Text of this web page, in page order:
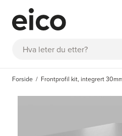
Søk
Forside Frontprofil kit, integrert